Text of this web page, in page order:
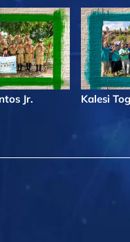
Jr. Kalesi